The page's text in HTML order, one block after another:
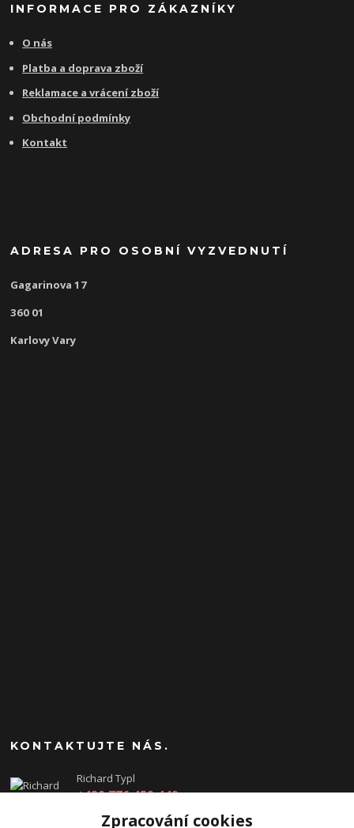
INFORMACE PRO ZÁKAZNÍKY
O nás
Platba a doprava zboží
Reklamace a vrácení zboží
Obchodní podmínky
Kontakt
ADRESA PRO OSOBNÍ VYZVEDNUTÍ
Gagarinova 17
360 01
Karlovy Vary
KONTAKTUJTE NÁS.
Richard Typl
+420 776 459 449
Zpracování cookies